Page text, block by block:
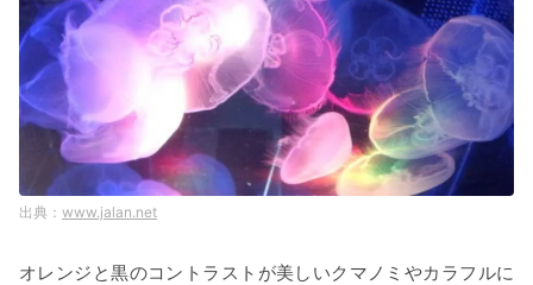
www.jalan.net
オレンジと黒のコントラストが美しいクマノミやカラフルに